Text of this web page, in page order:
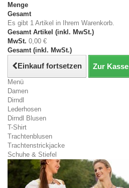
Menge
Gesamt
Es gibt 1 Artikel in Ihrem Warenkorb.
Gesamt Artikel (inkl. MwSt.)
MwSt. 0,00 €
Gesamt (inkl. MwSt.)
Einkauf fortsetzen Zur Kasse
Menü
Damen
Dirndl
Lederhosen
Dirndl Blusen
T-Shirt
Trachtenblusen
Trachtenstrickjacke
Schuhe & Stiefel